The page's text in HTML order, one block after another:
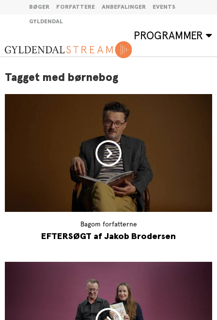
BØGER FORFATTERE ANBEFALINGER EVENTS
GYLDENDAL
PROGRAMMER
Tagget med børnebog
Bagom forfatterne
EFTERSØGT af Jakob Brodersen